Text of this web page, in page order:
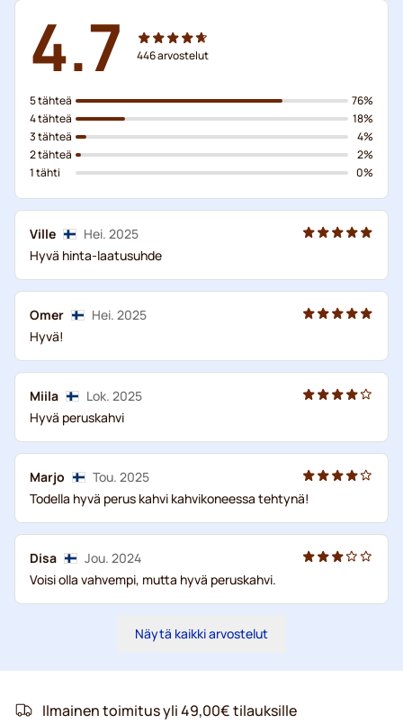
4.7 446arvostelut
5 tähteä
4 tähteä
3 tähteä
2 tähteä
1 tähti
76%
18%
4%
2%
0%
Ville
Hei. 2025
Hyvä hinta-laatusuhde
Omer
Hei. 2025
Hyvä!
Miila
Lok. 2025
Hyvä peruskahvi
Marjo
Tou. 2025
Todella hyvä perus kahvi kahvikoneessa tehtynä!
Disa
Jou. 2024
Voisi olla vahvempi, mutta hyvä peruskahvi.
Näytä kaikki arvostelut
Ilmainen toimitus yli 49,00€ tilauksille